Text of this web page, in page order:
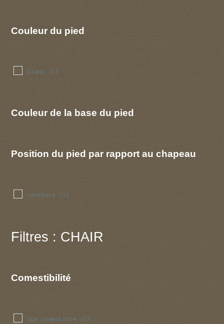
Couleur du pied
blanc (1)
Couleur de la base du pied
Position du pied par rapport au chapeau
centrale (1)
Filtres : CHAIR
Comestibilité
bon comestible (1)